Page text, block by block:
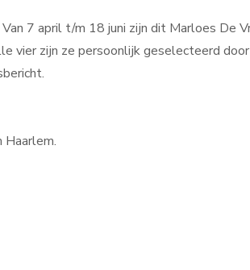
7 april t/m 18 juni zijn dit Marloes De
vier zijn ze persoonlijk geselecteerd